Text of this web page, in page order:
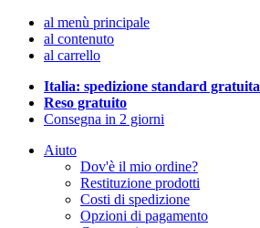
al menù principale
al contenuto
al carrello
Italia: spedizione standard gratuita
Reso gratuito
Consegna in 2 giorni
Aiuto
Dov'è il mio ordine?
Restituzione prodotti
Costi di spedizione
Opzioni di pagamento